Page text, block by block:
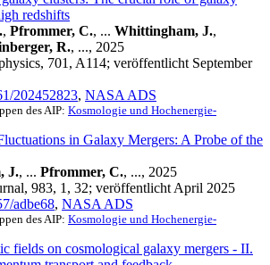
redshifts
, Pfrommer, C., ... Whittingham, J.,
R., ..., 2025
701, A114; veröffentlicht September
202452823, NASA ADS
des AIP: Kosmologie und Hochenergie-
in Galaxy Mergers: A Probe of the
J., ... Pfrommer, C., ..., 2025
983, 1, 32; veröffentlicht April 2025
adbe68, NASA ADS
des AIP: Kosmologie und Hochenergie-
fields on cosmological galaxy mergers - II.